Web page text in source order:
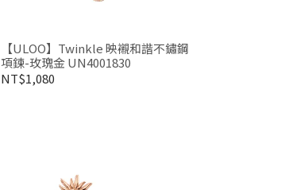
【ULOO】Twinkle 映襯和諧不鏽鋼
項鍊-玫瑰金 UN4001830
NT$1,080